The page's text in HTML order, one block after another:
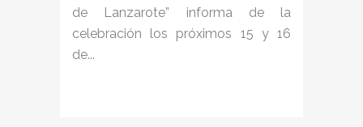
de Lanzarote” informa de la
celebración los próximos 15 y 16
de...